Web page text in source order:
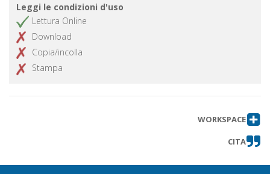
Leggi le condizioni d'uso
Lettura Online
Download
Copia/incolla
Stampa
WORKSPACE
CITA